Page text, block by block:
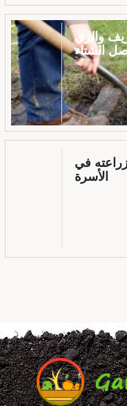
والري
الشتاء
في
الأسرة